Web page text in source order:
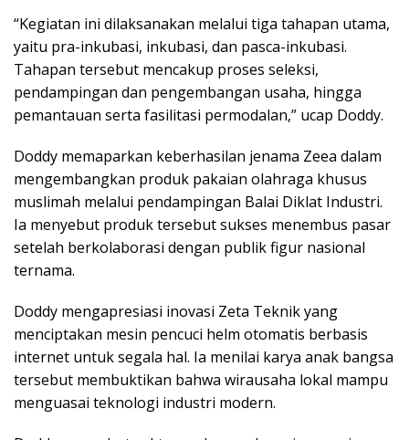
“Kegiatan ini dilaksanakan melalui tiga tahapan utama,
yaitu pra-inkubasi, inkubasi, dan pasca-inkubasi.
Tahapan tersebut mencakup proses seleksi,
pendampingan dan pengembangan usaha, hingga
pemantauan serta fasilitasi permodalan,” ucap Doddy.
Doddy memaparkan keberhasilan jenama Zeea dalam
mengembangkan produk pakaian olahraga khusus
muslimah melalui pendampingan Balai Diklat Industri.
Ia menyebut produk tersebut sukses menembus pasar
setelah berkolaborasi dengan publik figur nasional
ternama.
Doddy mengapresiasi inovasi Zeta Teknik yang
menciptakan mesin pencuci helm otomatis berbasis
internet untuk segala hal. Ia menilai karya anak bangsa
tersebut membuktikan bahwa wirausaha lokal mampu
menguasai teknologi industri modern.